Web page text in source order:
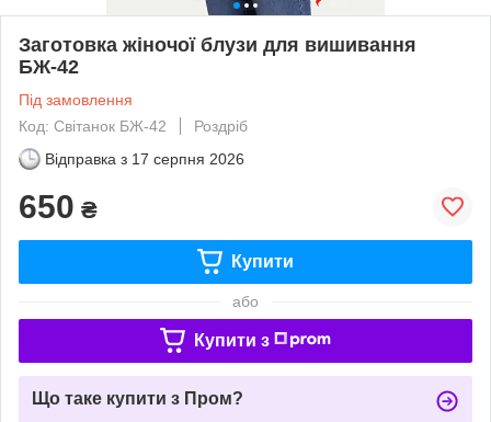
Заготовка жіночої блузи для вишивання
БЖ-42
Під замовлення
Код: Світанок БЖ-42
Роздріб
Відправка з 17 серпня 2026
650 ₴
Купити
або
Купити з
Що таке купити з Пром?